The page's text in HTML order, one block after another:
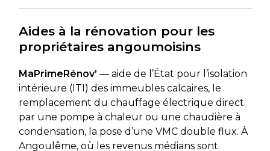
Aides à la rénovation pour les
propriétaires angoumoisins
MaPrimeRénov’ — aide de l’État pour l’isolation
intérieure (ITI) des immeubles calcaires, le
remplacement du chauffage électrique direct
par une pompe à chaleur ou une chaudière à
condensation, la pose d’une VMC double flux. À
Angoulême, où les revenus médians sont